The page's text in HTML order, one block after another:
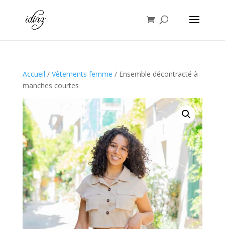
Accueil / Vêtements femme / Ensemble décontracté à
manches courtes